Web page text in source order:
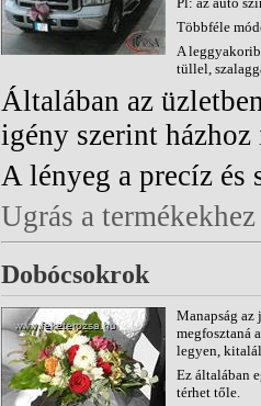
Többféle
A
tüllel,
Általában az
igény szerint
A lényeg a precíz
Ugrás a
Dobócsokrok
Manapság
megfosztaná
legyen,
Ez általában
térhet tőle.